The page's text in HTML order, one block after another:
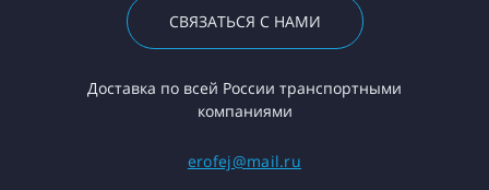
СВЯЗАТЬСЯ С НАМИ
Доставка по всей России транспортными
компаниями
erofej@mail.ru